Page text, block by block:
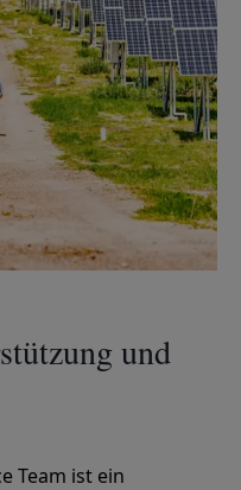
und
Team ist ein